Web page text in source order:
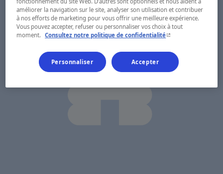
améliorer la navigation sur le site, analyser son utilisation et contribuer
à nos efforts de marketing pour vous offrir une meilleure expérience.
Vous pouvez accepter, refuser ou personnaliser vos choix à tout
moment. Consultez notre politique de confidentialité- Cet hyperlien
Personnaliser Accepter